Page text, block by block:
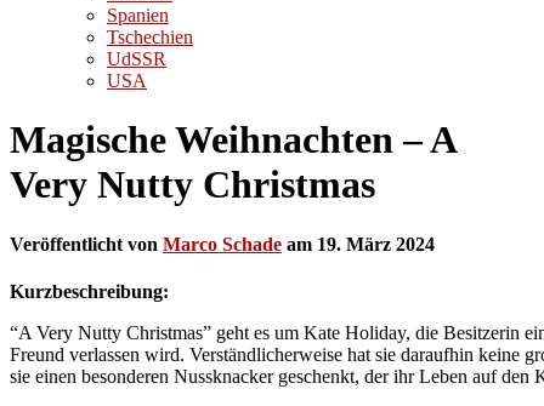
Spanien
Tschechien
UdSSR
USA
Magische Weihnachten – A
Very Nutty Christmas
Veröffentlicht von Marco Schade am 19. März 2024
Kurzbeschreibung:
“A Very Nutty Christmas” geht es um Kate Holiday, die Besitzerin
Freund verlassen wird. Verständlicherweise hat sie daraufhin keine
sie einen besonderen Nussknacker geschenkt, der ihr Leben auf den